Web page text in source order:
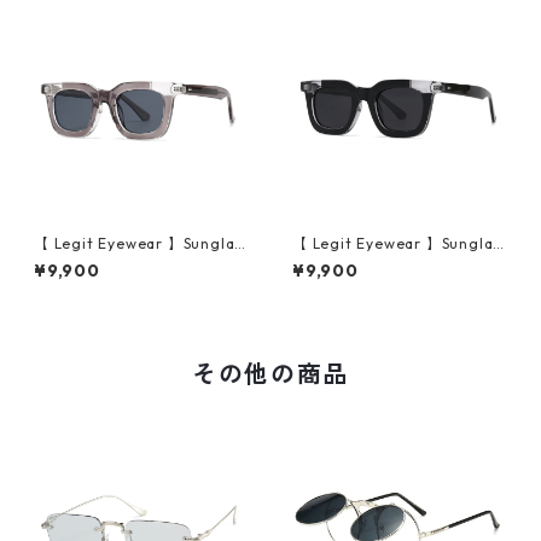
【 Legit Eyewear 】Sunglas
ses Konoe (Clear Grey/Gre
y)
¥9,900
【 Legit Eyewear 】Sunglas
ses Konoe (Black Clear/Gre
y)
¥9,900
その他の商品